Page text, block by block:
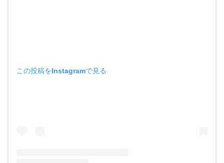
この投稿をInstagramで見る